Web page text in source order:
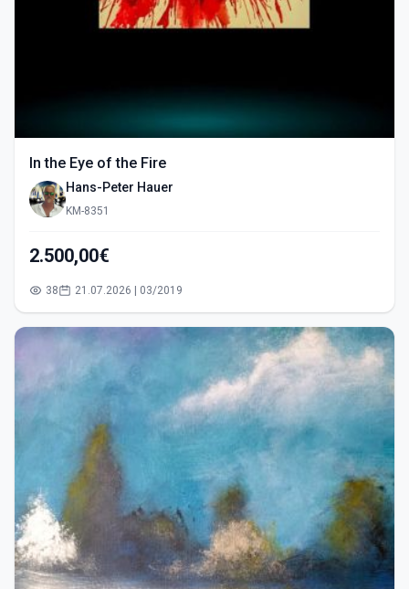
In the Eye of the Fire
Hans-Peter Hauer
KM-8351
2.500,00€
38 21.07.2026 | 03/2019